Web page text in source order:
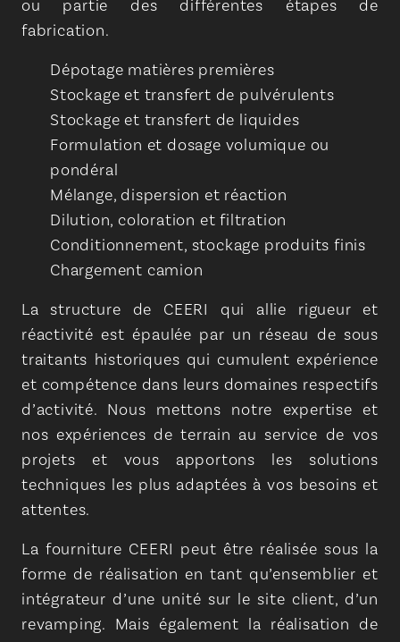
ou partie des différentes étapes de
fabrication.
Dépotage matières premières
Stockage et transfert de pulvérulents
Stockage et transfert de liquides
Formulation et dosage volumique ou
pondéral
Mélange, dispersion et réaction
Dilution, coloration et filtration
Conditionnement, stockage produits finis
Chargement camion
La structure de CEERI qui allie rigueur et
réactivité est épaulée par un réseau de sous
traitants historiques qui cumulent expérience
et compétence dans leurs domaines respectifs
d’activité. Nous mettons notre expertise et
nos expériences de terrain au service de vos
projets et vous apportons les solutions
techniques les plus adaptées à vos besoins et
attentes.
La fourniture CEERI peut être réalisée sous la
forme de réalisation en tant qu’ensemblier et
intégrateur d’une unité sur le site client, d’un
revamping. Mais également la réalisation de